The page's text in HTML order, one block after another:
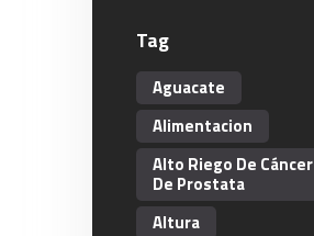
Tag
Aguacate
Alimentacion
Alto Riego De Cáncer
De Prostata
Altura